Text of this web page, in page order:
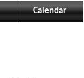
Calendar